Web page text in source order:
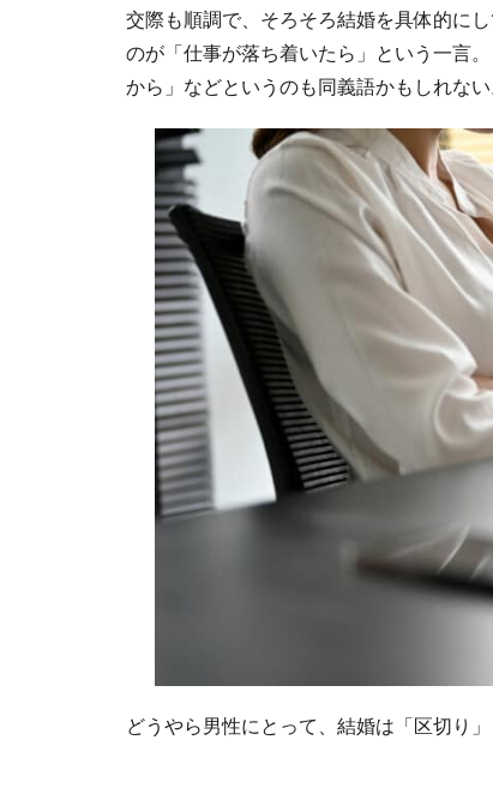
交際も順調で、そろそろ結婚を具体的に
のが「仕事が落ち着いたら」という一言
から」などというのも同義語かもしれない
どうやら男性にとって、結婚は「区切り